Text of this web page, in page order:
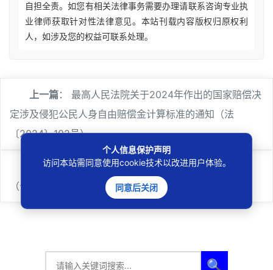
自担全责。如您有相关法律事务需要办理请联系咨询专业执
业律师获取针对性法律意见。本站刊载内容版权归原权利
人，如涉及您的权益可联系处理。
上一篇： 最高人民法院关于2024年作出的国家赔偿决
定涉及侵犯公民人身自由赔偿金计算标准的通知（法
〔2024〕102号）
下一篇：公安机关涉案枪支弹药性能鉴定工作规定
（公通字〔2019〕30号）
🔍
个人信息保护声明
访问本站需同意使用cookie技术以改进用户体验。
同意后关闭